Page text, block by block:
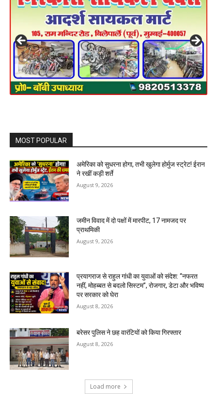
MOST POPULAR
अमेरिका को सुधरना होगा, तभी खुलेगा होर्मुज स्ट्रेट! ईरान
ने रखीं कड़ी शर्ते
August 9, 2026
जमीन विवाद में दो पक्षों में मारपीट, 17 नामजद पर
प्राथमिकी
August 9, 2026
प्रयागराज से राहुल गांधी का युवाओं को संदेश: “नफरत
नहीं, मोहब्बत से बदलो सिस्टम”, रोजगार, डेटा और भविष्य
पर सरकार को घेरा
August 8, 2026
बरेसर पुलिस ने छह वारंटियों को किया गिरफ्तार
August 8, 2026
Load more